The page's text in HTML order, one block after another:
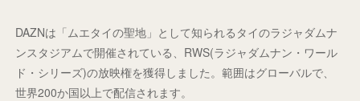
DAZNは「ムエタイの聖地」として知られるタイのラジャダムナ
ンスタジアムで開催されている、RWS(ラジャダムナン・ワール
ド・シリーズ)の放映権を獲得しました。範囲はグローバルで、
世界200か国以上で配信されます。